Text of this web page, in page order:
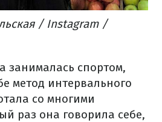
/ Instagram /
занималась спортом,
метод интервального
со многими
раз она говорила себе,